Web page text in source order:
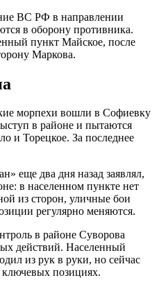
ВС РФ в направлении
в оборону противника.
пункт Майское, после
Маркова.
морпехи вошли в Софиевку
в районе и пытаются
и Торецкое. За последнее
еще два дня назад заявлял,
в населенном пункте нет
из сторон, уличные бои
регулярно меняются.
в районе Суворова
действий. Населенный
из рук в руки, но сейчас
позициях.